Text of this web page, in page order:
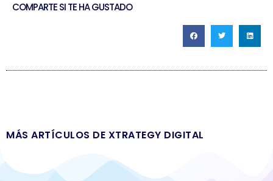
COMPARTE SI TE HA GUSTADO
MÁS ARTÍCULOS DE XTRATEGY DIGITAL